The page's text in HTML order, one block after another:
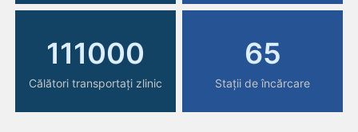
111000
Călători transportați zlinic
65
Stații de încărcare